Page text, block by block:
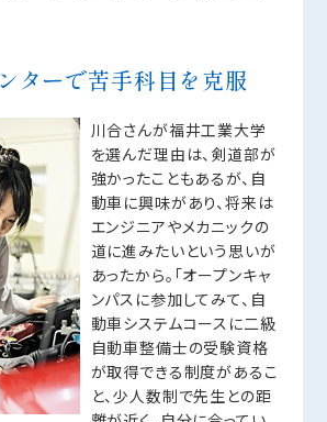
ターで苦手科目を克服
川合さんが福井工業大学
を選んだ理由は、剣道部が
強かったこともあるが、自
動車に興味があり、将来は
エンジニアやメカニックの
道に進みたいという思いが
あったから。「オープンキャ
ンパスに参加してみて、自
動車システムコースに二級
自動車整備士の受験資格
が取得できる制度があるこ
と、少人数制で先生との距